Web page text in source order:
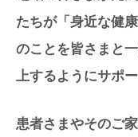
たちが「身近な健
のことを皆さまと
上するようにサポー
患者さまやそのご